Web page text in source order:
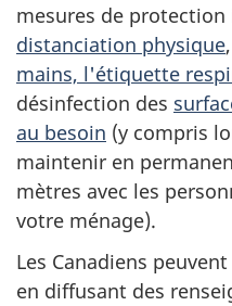
mesures de
distanciation physique
mains, l'étiquette
désinfection des
au besoin (y compris
maintenir en
mètres avec les
votre ménage).
Les Canadiens
en diffusant des